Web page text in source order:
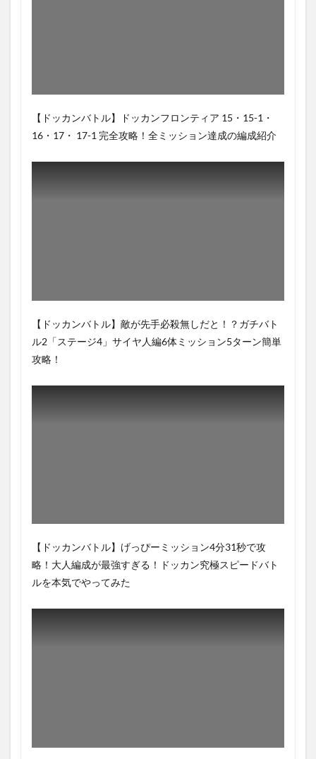
【ドッカンバトル】ドッカンフロンティア 15・15-1・
16・17・ 17-1 完全攻略！全ミッション達成の編成紹介
【ドッカンバトル】敵が先手必殺無しだと！？ガチバト
ル2「ステージ4」サイヤ人編6体ミッション5ターン簡単
攻略！
【ドッカンバトル】げっぴーミッション4分31秒で攻
略！大人編成が最強すぎる！ドッカン究極スピードバト
ルを本気でやってみた